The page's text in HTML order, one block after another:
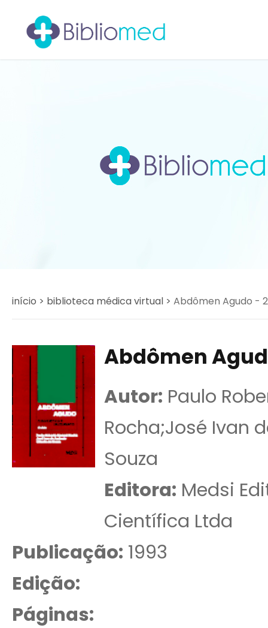
início > biblioteca médica virtual > Abdômen Agudo -
Abdômen
Autor: Paulo
Rocha;José Ivan
Souza
Editora: Medsi
Científica Ltda
Publicação: 1993
Edição:
Páginas: